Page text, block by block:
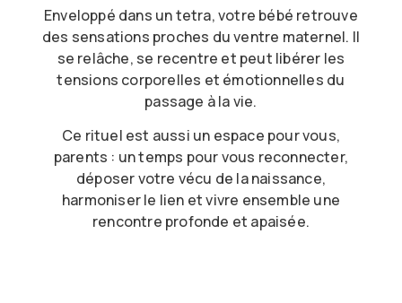
Enveloppé dans un tetra, votre bébé retrouve
des sensations proches du ventre maternel. Il
se relâche, se recentre et peut libérer les
tensions corporelles et émotionnelles du
passage à la vie.
Ce rituel est aussi un espace pour vous,
parents : un temps pour vous reconnecter,
déposer votre vécu de la naissance,
harmoniser le lien et vivre ensemble une
rencontre profonde et apaisée.